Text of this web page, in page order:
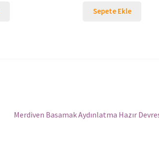
Sepete Ekle
Sonraki
Merdiven Basamak Aydınlatma Hazır